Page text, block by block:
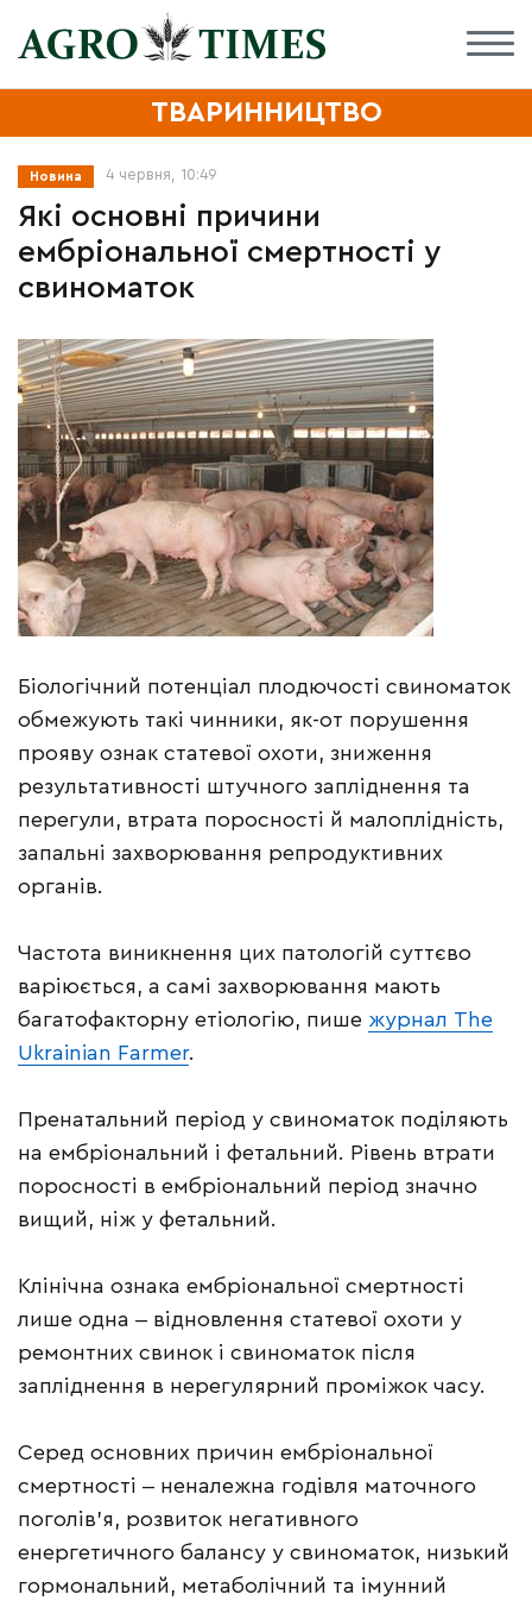
ТВАРИННИЦТВО
Новина 4 червня, 10:49
Які основні причини
ембріональної смертності у
свиноматок
Біологічний потенціал плодючості свиноматок
обмежують такі чинники, як-от порушення
прояву ознак статевої охоти, зниження
результативності штучного запліднення та
перегули, втрата поросності й малоплідність,
запальні захворювання репродуктивних
органів.
Частота виникнення цих патологій суттєво
варіюється, а самі захворювання мають
багатофакторну етіологію, пише журнал The
Ukrainian Farmer.
Пренатальний період у свиноматок поділяють
на ембріональний і фетальний. Рівень втрати
поросності в ембріональний період значно
вищий, ніж у фетальний.
Клінічна ознака ембріональної смертності
лише одна ‒ відновлення статевої охоти у
ремонтних свинок і свиноматок після
запліднення в нерегулярний проміжок часу.
Серед основних причин ембріональної
смертності ‒ неналежна годівля маточного
поголів’я, розвиток негативного
енергетичного балансу у свиноматок, низький
гормональний, метаболічний та імунний